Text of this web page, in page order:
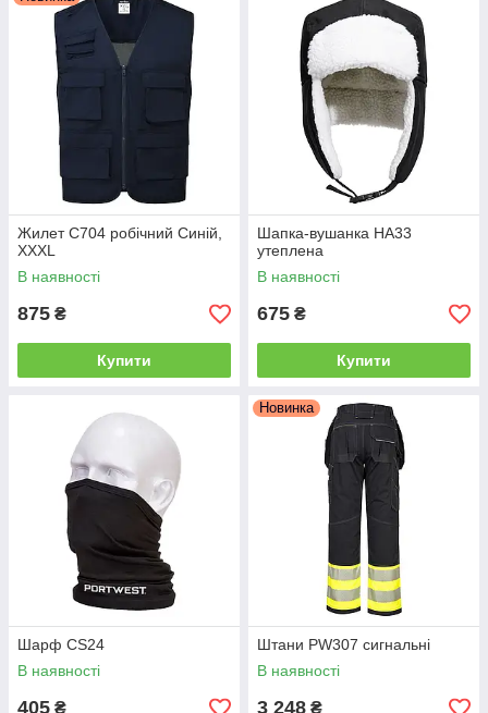
Жилет C704 робічний Синій,
XXXL
В наявності
875 ₴
Купити
Шапка-вушанка HA33
утеплена
В наявності
675 ₴
Купити
Шарф CS24
В наявності
405 ₴
Новинка
Штани PW307 сигнальні
В наявності
3 248 ₴